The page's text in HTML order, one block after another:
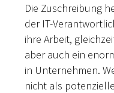
Die Zuschreibung
der IT-
ihre Arbeit,
aber auch ein
in Unternehmen.
nicht als